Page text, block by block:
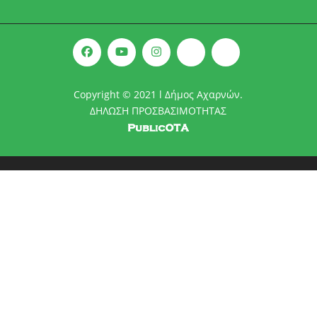
Copyright © 2021 l Δήμος Αχαρνών.
ΔΗΛΩΣΗ ΠΡΟΣΒΑΣΙΜΟΤΗΤΑΣ